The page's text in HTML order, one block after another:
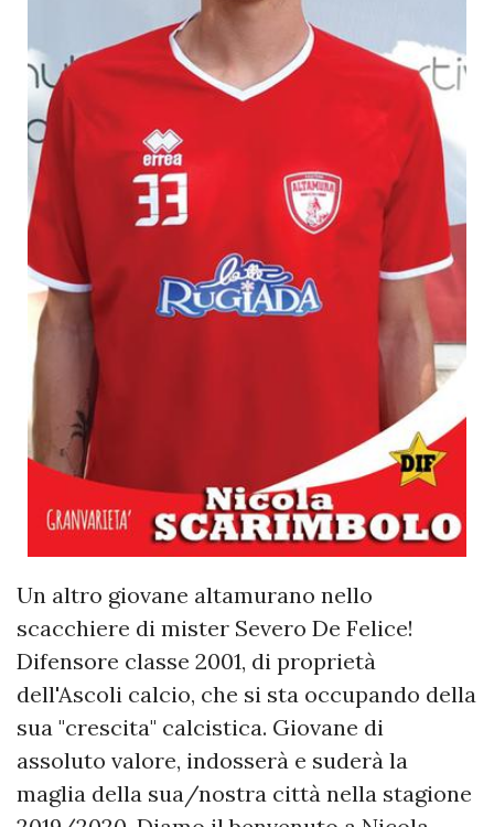
Un altro giovane altamurano nello
scacchiere di mister Severo De Felice!
Difensore classe 2001, di proprietà
dell'Ascoli calcio, che si sta occupando della
sua "crescita" calcistica. Giovane di
assoluto valore, indosserà e suderà la
maglia della sua/nostra città nella stagione